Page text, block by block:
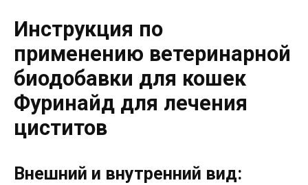
Инструкция по
применению ветеринарной
биодобавки для кошек
Фуринайд для лечения
циститов
Внешний и внутренний вид: